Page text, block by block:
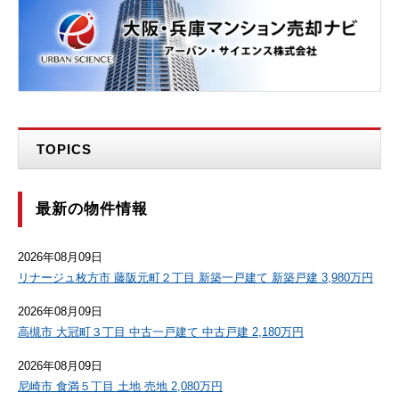
TOPICS
最新の物件情報
2026年08月09日
リナージュ枚方市 藤阪元町２丁目 新築一戸建て 新築戸建 3,980万円
2026年08月09日
高槻市 大冠町３丁目 中古一戸建て 中古戸建 2,180万円
2026年08月09日
尼崎市 食満５丁目 土地 売地 2,080万円